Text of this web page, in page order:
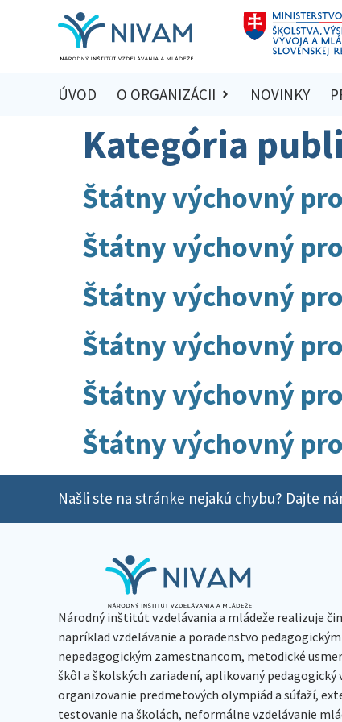
ÚVOD O ORGANIZÁCII NOVINKY
Kategória
Štátny výchovný
Štátny výchovný
Štátny výchovný
Štátny výchovný
Štátny výchovný
Štátny výchovný
Našli ste na stránke nejakú chybu? Dajte
Národný inštitút vzdelávania a mládeže realizuje
napríklad vzdelávanie a poradenstvo pedagogickým
nepedagogickým zamestnancom, metodické
škôl a školských zariadení, aplikovaný pedagogický
organizovanie predmetových olympiád a súťaží,
testovanie na školách, neformálne vzdelávanie